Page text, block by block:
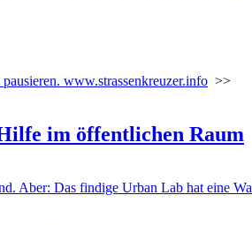
www.strassenkreuzer.info >>
im öffentlichen Raum
Aber: Das findige Urban Lab hat eine